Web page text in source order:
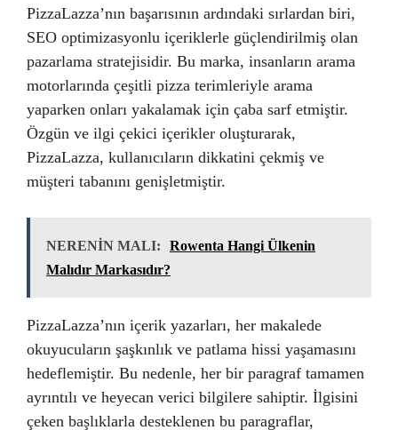
PizzaLazza’nın başarısının ardındaki sırlardan biri,
SEO optimizasyonlu içeriklerle güçlendirilmiş olan
pazarlama stratejisidir. Bu marka, insanların arama
motorlarında çeşitli pizza terimleriyle arama
yaparken onları yakalamak için çaba sarf etmiştir.
Özgün ve ilgi çekici içerikler oluşturarak,
PizzaLazza, kullanıcıların dikkatini çekmiş ve
müşteri tabanını genişletmiştir.
NERENİN MALI:
Rowenta Hangi Ülkenin
Malıdır Markasıdır?
PizzaLazza’nın içerik yazarları, her makalede
okuyucuların şaşkınlık ve patlama hissi yaşamasını
hedeflemiştir. Bu nedenle, her bir paragraf tamamen
ayrıntılı ve heyecan verici bilgilere sahiptir. İlgisini
çeken başlıklarla desteklenen bu paragraflar,